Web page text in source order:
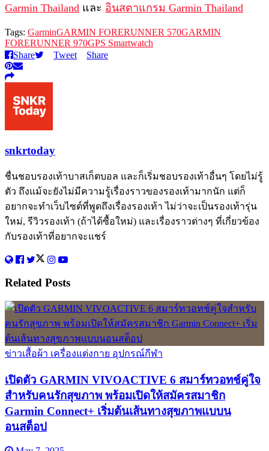
Garmin Thailand และ อินสตาแกรม Garmin Thailand
Tags: GarminGARMIN FORERUNNER 570GARMIN
FORERUNNER 970GPS Smartwatch
Share
Tweet Share
snkrtoday
ชื่นชอบรองเท้าบาสเก็ตบอล และก็เริ่มชอบรองเท้าอื่นๆ โดยไม่รู้
ตัว ถึงแม้จะยังไม่มีความรู้เรื่องราวของรองเท้ามากนัก แต่ก็
อยากจะทำเว็บไซต์ที่พูดถึงเรื่องรองเท้า ไม่ว่าจะเป็นรองเท้ารุ่น
ใหม่, รีวิวรองเท้า (ถ้าได้ซื้อใหม่) และเรื่องราวต่างๆ ที่เกี่ยวข้อง
กับรองเท้าที่อยากจะแชร์
Related Posts
ข่าวเสื้อผ้า เครื่องแต่งกาย อุปกรณ์กีฬา
เปิดตัว GARMIN VIVOACTIVE 6 สมาร์ทวอทช์คู่ใจ
สำหรับคนรักสุขภาพ พร้อมเปิดให้สมัครสมาชิก
Garmin Connect+ เริ่มต้นเส้นทางสุขภาพแบบน
อนสต็อป